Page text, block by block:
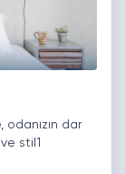
dar
stil1